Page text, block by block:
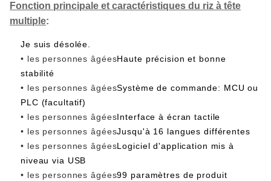
Fonction principale et caractéristiques du riz à tête
multiple:
Je suis désolée.
• les personnes âgéesHaute précision et bonne
stabilité
• les personnes âgéesSystème de commande: MCU ou
PLC (facultatif)
• les personnes âgéesInterface à écran tactile
• les personnes âgéesJusqu'à 16 langues différentes
• les personnes âgéesLogiciel d'application mis à
niveau via USB
• les personnes âgées99 paramètres de produit